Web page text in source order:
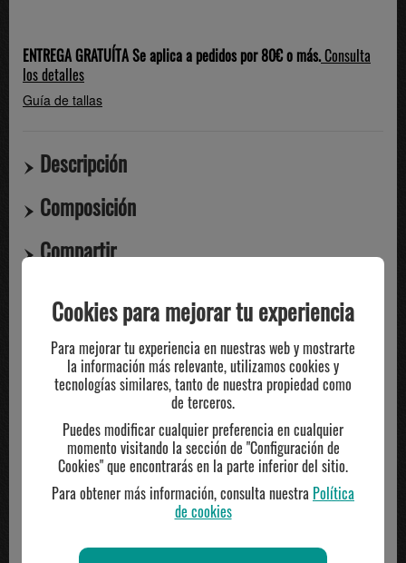
ENTREGA GRATUÍTA Se aplica a pedidos por 80€ o más.Consulta
los detalles
Guía de tallas
Descripción
Composición
Compartir
TE PUEDE INTERESAR
Cookies para mejorar tu experiencia
Para mejorar tu experiencia en nuestras web y mostrarte
la información más relevante, utilizamos cookies y
tecnologías similares, tanto de nuestra propiedad como
de terceros.
Puedes modificar cualquier preferencia en cualquier
momento visitando la sección de "Configuración de
Cookies" que encontrarás en la parte inferior del sitio.
Para obtener más información, consulta nuestra Política
de cookies